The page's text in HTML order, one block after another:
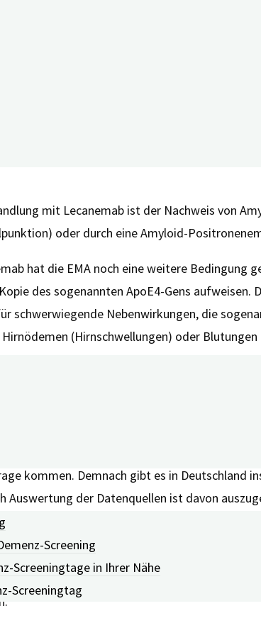
Screening
Screeningtage in Ihrer Nähe
Screeningtag
(Handelsname Leqembi) zugelassen.
2024 sprach der Ausschuss für
werden könne.
werden. Die Behandlung mit Lecanemab
mit Lecanemab ist der Nachweis von
oder durch eine Amyloid-
hat die EMA noch eine weitere
des sogenannten ApoE4-Gens
schwerwiegende Nebenwirkungen, die
(Hirnschwellungen) oder
um Jana Rühl hat auf
zu den
für eine
kommen. Demnach gibt es in Deutschland
Auswertung der Datenquellen ist davon
maximal eine Kopie des ApoE4-Gens in sich.
für die 593.296 Menschen in Deutschland,
Die Anzahl derjenigen